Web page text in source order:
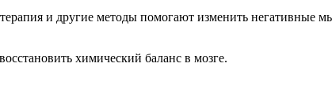
и другие методы помогают изменить негативные
химический баланс в мозге.